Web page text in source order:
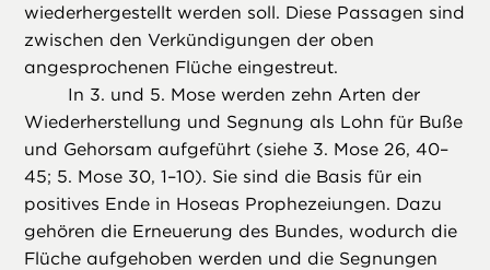
wiederhergestellt werden soll. Diese Passagen sind
zwischen den Verkündigungen der oben
angesprochenen Flüche eingestreut.
In 3. und 5. Mose werden zehn Arten der
Wiederherstellung und Segnung als Lohn für Buße
und Gehorsam aufgeführt (siehe 3. Mose 26, 40–
45; 5. Mose 30, 1–10). Sie sind die Basis für ein
positives Ende in Hoseas Prophezeiungen. Dazu
gehören die Erneuerung des Bundes, wodurch die
Flüche aufgehoben werden und die Segnungen